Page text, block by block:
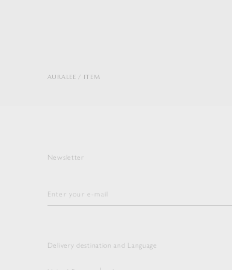
AURALEE ITEM
Newsletter
Delivery destination and Language